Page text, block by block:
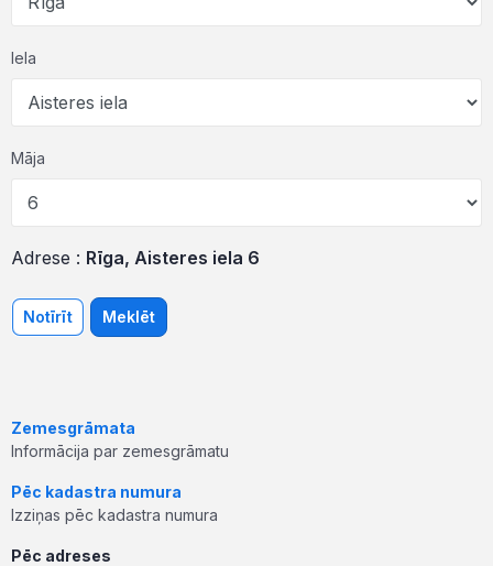
Iela
Māja
Adrese : Rīga, Aisteres iela 6
Notīrīt Meklēt
Zemesgrāmata
Informācija par zemesgrāmatu
Pēc kadastra numura
Izziņas pēc kadastra numura
Pēc adreses